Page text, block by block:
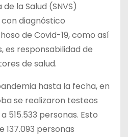
la Salud (SNVS)
diagnóstico
de Covid-19, como así
es responsabilidad de
de salud.
hasta la fecha, en
se realizaron testeos
515.533 personas. Esto
137.093 personas